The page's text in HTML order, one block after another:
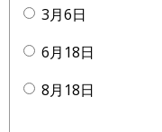
3月6日
6月18日
8月18日